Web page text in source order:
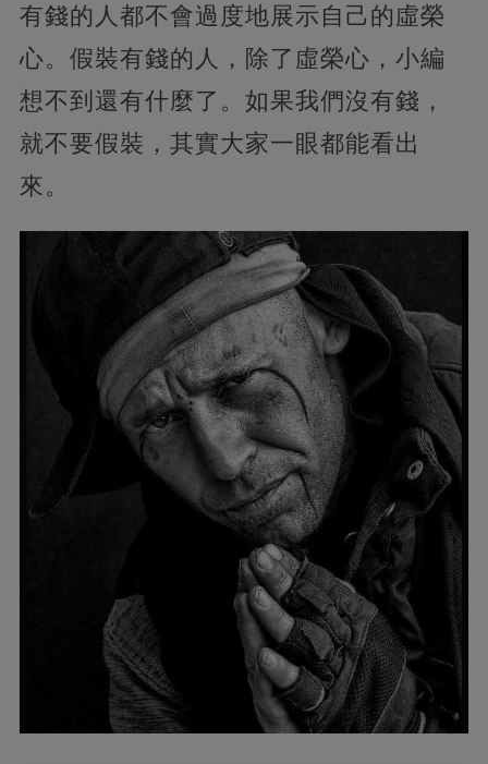
有錢的人都不會過度地展示自己的虛榮
心。假裝有錢的人，除了虛榮心，小編
想不到還有什麼了。如果我們沒有錢，
就不要假裝，其實大家一眼都能看出
來。